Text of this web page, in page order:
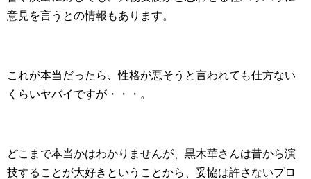
意見を言うとの情報もあります。
これが本当だったら、性格が悪そうと言われても仕方ない
くらいヤバイですが・・・。
どこまで本当かはわかりませんが、黒木華さんは昔から演
技することが大好きということから、妥協は許さないプロ